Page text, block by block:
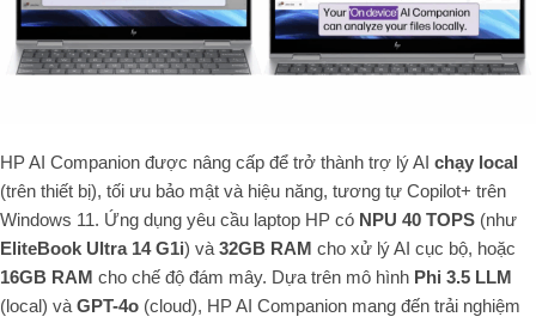
HP AI Companion được nâng cấp để trở thành trợ lý AI chạy local
(trên thiết bị), tối ưu bảo mật và hiệu năng, tương tự Copilot+ trên
Windows 11. Ứng dụng yêu cầu laptop HP có NPU 40 TOPS (như
EliteBook Ultra 14 G1i) và 32GB RAM cho xử lý AI cục bộ, hoặc
16GB RAM cho chế độ đám mây. Dựa trên mô hình Phi 3.5 LLM
(local) và GPT-4o (cloud), HP AI Companion mang đến trải nghiệm